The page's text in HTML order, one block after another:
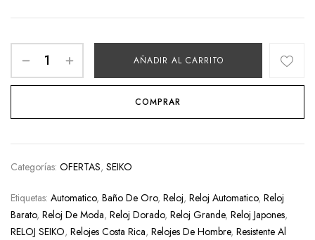
AÑADIR AL CARRITO
COMPRAR
Categorías: OFERTAS, SEIKO
Etiquetas: Automatico, Baño De Oro, Reloj, Reloj Automatico, Reloj
Barato, Reloj De Moda, Reloj Dorado, Reloj Grande, Reloj Japones,
RELOJ SEIKO, Relojes Costa Rica, Relojes De Hombre, Resistente Al